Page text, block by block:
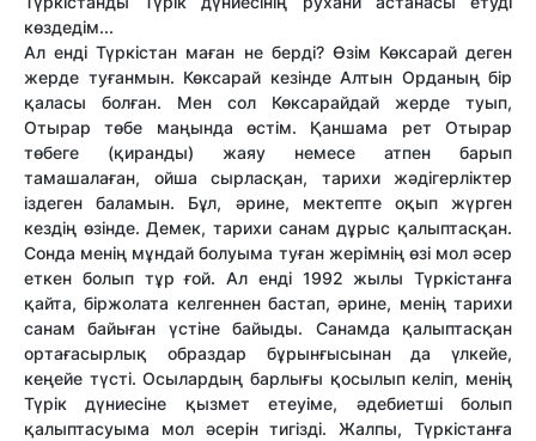
көздедім...
Ал енді Түркістан маған не берді? Өзім Көксарай деген
жерде туғанмын. Көксарай кезінде Алтын Орданың бір
қаласы болған. Мен сол Көксарайдай жерде туып,
Отырар төбе маңында өстім. Қаншама рет Отырар
төбеге (қиранды) жаяу немесе атпен барып
тамашалаған, ойша сырласқан, тарихи жәдігерліктер
іздеген баламын. Бұл, әрине, мектепте оқып жүрген
кездің өзінде. Демек, тарихи санам дұрыс қалыптасқан.
Сонда менің мұндай болуыма туған жерімнің өзі мол әсер
еткен болып тұр ғой. Ал енді 1992 жылы Түркістанға
қайта, біржолата келгеннен бастап, әрине, менің тарихи
санам байыған үстіне байыды. Санамда қалыптасқан
ортағасырлық образдар бұрынғысынан да үлкейе,
кеңейе түсті. Осылардың барлығы қосылып келіп, менің
Түрік дүниесіне қызмет етеуіме, әдебиетші болып
қалыптасуыма мол әсерін тигізді. Жалпы, Түркістанға